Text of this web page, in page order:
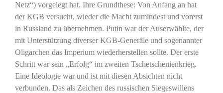
Netz“) vorgelegt hat. Ihre Grundthese: Von Anfang an hat
der KGB versucht, wieder die Macht zumindest und vorerst
in Russland zu übernehmen. Putin war der Auserwählte, der
mit Unterstützung diverser KGB-Generäle und sogenannter
Oligarchen das Imperium wiederherstellen sollte. Der erste
Schritt war sein „Erfolg“ im zweiten Tschetschenienkrieg.
Eine Ideologie war und ist mit diesen Absichten nicht
verbunden. Das als Zeichen des russischen Siegeswillens